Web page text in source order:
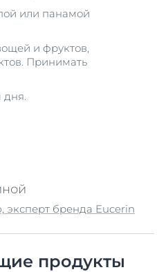
или панамой
и фруктов,
Принимать
дня.
бренда Eucerin
продукты